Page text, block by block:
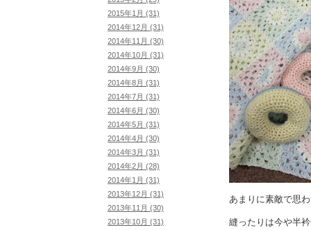
あまりに素敵で思
縫ったりは今や半
2015年1月 (31)
2014年12月 (31)
2014年11月 (30)
2014年10月 (31)
2014年9月 (30)
2014年8月 (31)
2014年7月 (31)
2014年6月 (30)
2014年5月 (31)
2014年4月 (30)
2014年3月 (31)
2014年2月 (28)
2014年1月 (31)
2013年12月 (31)
2013年11月 (30)
2013年10月 (31)